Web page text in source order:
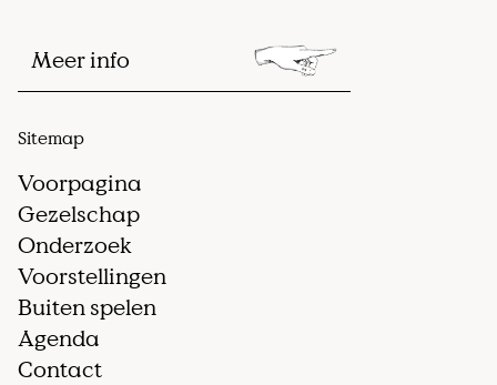
Meer info
Sitemap
Voorpagina
Gezelschap
Onderzoek
Voorstellingen
Buiten spelen
Agenda
Contact